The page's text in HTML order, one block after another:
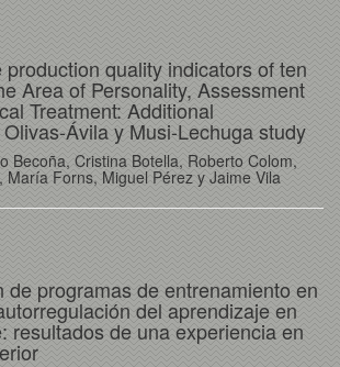
quality indicators of ten
Area of Personality, Assessment
Treatment: Additional
Ávila y Musi-Lechuga study
Becoña, Cristina Botella, Roberto Colom,
María Forns, Miguel Pérez y Jaime Vila
de programas de entrenamiento en
del aprendizaje en
resultados de una experiencia en